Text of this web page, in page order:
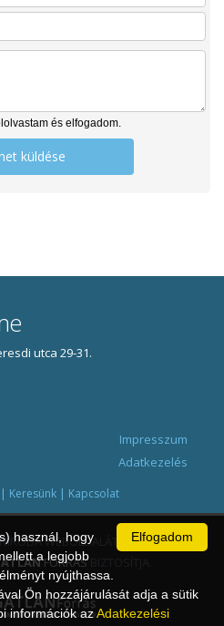
és elfogadom.
küldése
utca 29-31.
Impresszum
Adatkezelés
Keresünk| Kapcsolat
WEBOLDALÁT ÉS ÜGYVITELI
FORRÁSBIZTOSÍTJA.
Elfogadom
használ, hogy
a legjobb
nyújthassa.
Ön hozzájárulását adja a sütik
információk azAdatkezelési